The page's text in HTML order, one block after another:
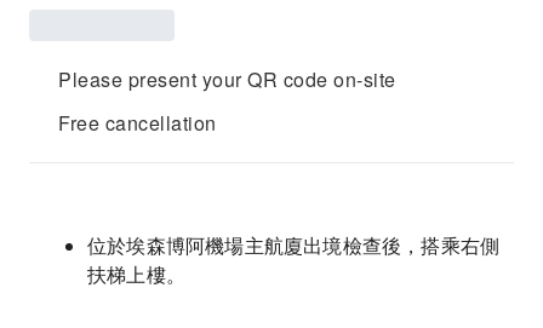
Please present your QR code on-site
Free cancellation
位於埃森博阿機場主航廈出境檢查後，搭乘右側
扶梯上樓。